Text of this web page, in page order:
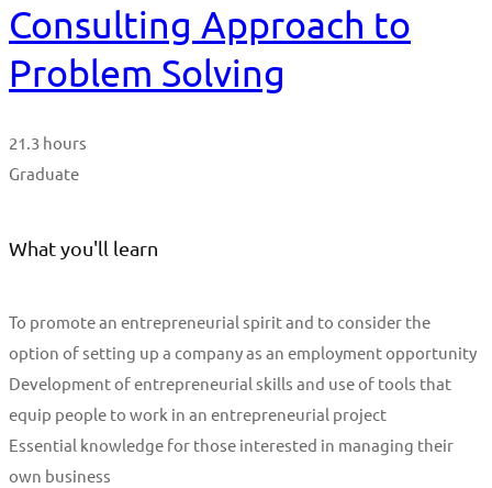
Consulting Approach to
Problem Solving
21.3 hours
Graduate
What you'll learn
To promote an entrepreneurial spirit and to consider the
option of setting up a company as an employment opportunity
Development of entrepreneurial skills and use of tools that
equip people to work in an entrepreneurial project
Essential knowledge for those interested in managing their
own business